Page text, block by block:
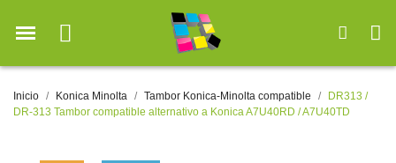
Inicio Konica Minolta Tambor Konica-Minolta compatible
DR313 /
DR-313 Tambor compatible alternativo a Konica A7U40RD / A7U40TD